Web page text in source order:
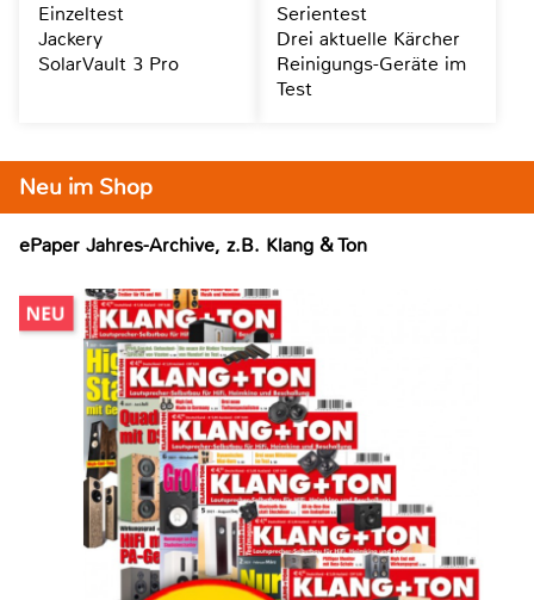
Neu im Shop
ePaper Jahres-Archive, z.B. Klang & Ton
Einzeltest
Jackery
SolarVault 3 Pro
Serientest
Drei aktuelle Kärcher
Reinigungs-Geräte im
Test